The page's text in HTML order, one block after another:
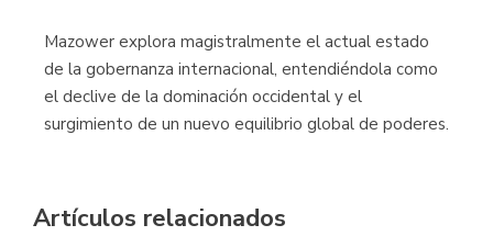
Mazower explora magistralmente el actual estado
de la gobernanza internacional, entendiéndola como
el declive de la dominación occidental y el
surgimiento de un nuevo equilibrio global de poderes.
Artículos relacionados